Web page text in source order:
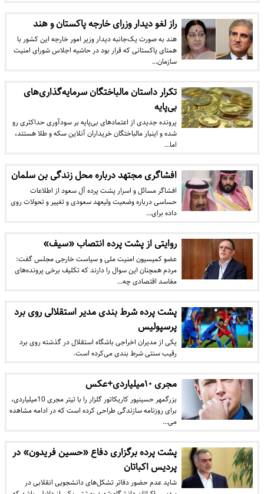
راز لغو دیدار وزرای خارجه پاکستان و هند
هند به صورت یک‌جانبه دیدار وزیر امور خارجه این کشور با
همتای پاکستانی که قرار بود در حاشیه اجلاس شورای امنیت
سازمان…
تکرار داستان مالباختگان سرمایه‌گذاری‌های
بی‌پایه
پرونده جدیدی از اعتمادهای بی‌پایه بر سودآوری حداکثری رو
شده و اینبار مالباختگان خریداران آنلاین سکه و طلا هستند،
اما…
افشاگری مجتهد درباره محل زندگی بن سلمان
افشاگر مسائل و اسرار پشت پرده آل سعود از اطلاعات
حساسی درباره وضعیت ولیعهد سعودی و تغییر و تحولات روی
داده برای…
روایتی از پشت پرده انتصاب «سیف»
عضو کمیسیون امنیت ملی و سیاست خارجی مجلس گفت:
مردم همچنان این سوال را دارند که تکلیف برخی پرونده‌های
مفاسد اقتصادی چه…
پشت پرده شرط بندی مدیر استقلالی روی برد
پرسپولیس
یکی از مدیران اخراجی باشگاه استقلال در گذشته روی برد
رقیب سنتی شرط بندی می‌کرده است.
مجری ۱۰میلیاردی+عکس
بزرگمهر حسین‎پور کاریکاتور گلزار را با تیتر مجری 10میلیاردی،
برای روزنامه سازندگی طراحی کرده است که در ادامه مشاهده
می‎…
پشت پرده برگزاری دفاع «حسین فریدون» در
پردیس اکباتان
شاید عدم حضور دفاتر تشکل‌های دانشجویی انقلابی در